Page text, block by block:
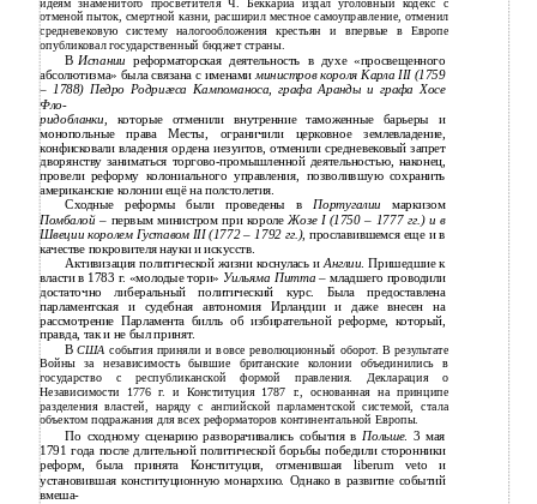
идеям знаменитого просветителя Ч. Беккариа издал уголовный кодекс с
отменой пыток, смертной казни, расширил местное самоуправление, отменил
средневековую систему налогообложения крестьян и впервые в Европе
опубликовал государственный бюджет страны.
В Испанииреформаторская деятельность в духе «просвещенного
абсолютизма» была связана с именамиминистров короля Карла III (1759
– 1788) Педро Родригеса Кампоманоса, графа Аранды и графа Хосе
Фло-
ридобланки, которые отменили внутренние таможенные барьеры и
монопольные права Месты, ограничили церковное землевладение,
конфисковали владения ордена иезуитов, отменили средневековый запрет
дворянству заниматься торгово-промышленной деятельностью, наконец,
провели реформу колониального управления, позволившую сохранить
американские колонии ещё на полстолетия.
Сходные реформы были проведены вПортугалиимаркизом
Помбалой– первым министром при короле Жозе I (1750– 1777 гг.) и в
Швеции королем Густавом III (1772–1792 гг.), прославившемся еще и в
качестве покровителя науки и искусств.
Активизация политической жизни коснулась иАнглии. Пришедшие к
власти в 1783 г. «молодые тори» Уильяма Питта– младшего проводили
достаточно либеральный политический курс. Была предоставлена
парламентская и судебная автономия Ирландии и даже внесен на
рассмотрение Парламента билль об избирательной реформе, который,
правда, так и не был принят.
В СШАсобытия приняли и вовсе революционный оборот. В результате
Войны за независимость бывшие британские колонии объединились в
государство с республиканской формой правления. Декларация о
Независимости 1776 г. и Конституция 1787 г., основанная на принципе
разделения властей, наряду с английской парламентской системой, стала
объектом подражания для всех реформаторов континентальной Европы.
По сходному сценарию разворачивались события вПольше. 3 мая
1791 года после длительной политической борьбы победили сторонники
реформ, была принята Конституция, отменившая liberum veto и
установившая конституционную монархию. Однако в развитие событий
вмеша-